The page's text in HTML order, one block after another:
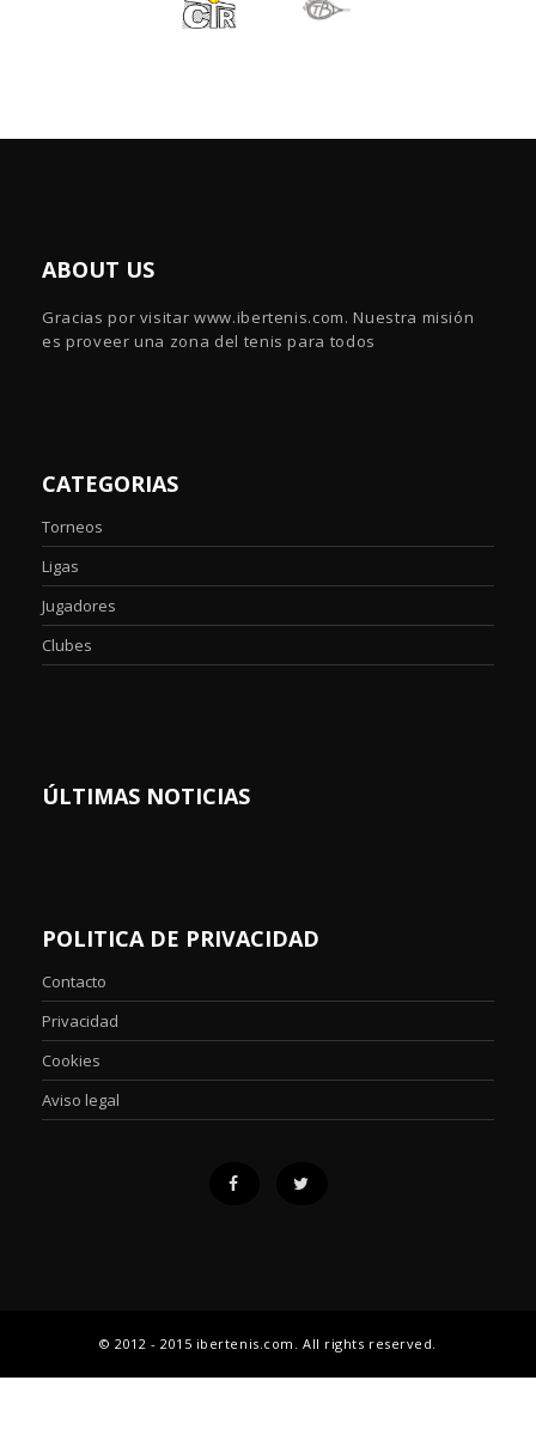
ABOUT US
Gracias por visitar www.ibertenis.com. Nuestra misión
es proveer una zona del tenis para todos
CATEGORIAS
Torneos
Ligas
Jugadores
Clubes
ÚLTIMAS NOTICIAS
POLITICA DE PRIVACIDAD
Contacto
Privacidad
Cookies
Aviso legal
© 2012 - 2015 ibertenis.com. All rights reserved.